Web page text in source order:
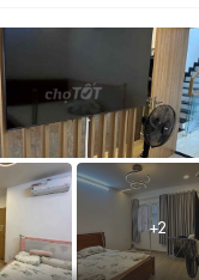
+2